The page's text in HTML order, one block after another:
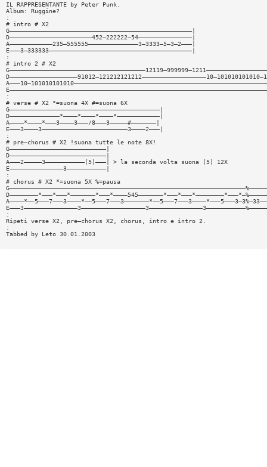
IL RAPPRESENTANTE by Peter Punk.
Album: Ruggine?
:
# intro # X2
G———————————————————————————————————————————————————|
D———————————————————————452—222222—54———————————————|
A————————————235—555555——————————————3—3333—5—3—2———|
E———3—333333————————————————————————————————————————|
:
# intro 2 # X2
:
# verse # X2 *=suona 4X #=suona 6X
G——————————————————————————————————————————|
D——————————————*————*————*————*————————————|
A————*————*———3————3———/8———3—————#———————|
E———3————3————————————————————————3————2———|
:
# pre—chorus # X2 !suona tutte le note 8X!
G———————————————————————————|
D———————————————————————————|
A———2—————3———————————(5)———| > la seconda volta suona (5) 12X
E———————————————3———————————|
:
# chorus # X2 *=suona 5X %=pausa
:
Ripeti verse X2, pre—chorus X2, chorus, intro e intro 2.
:
Tabbed by Leto 30.01.2003